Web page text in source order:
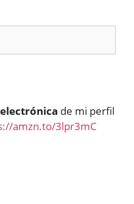
electrónica de mi perfil
amzn.to/3lpr3mC